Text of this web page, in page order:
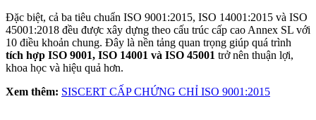
Đặc biệt, cả ba tiêu chuẩn ISO 9001:2015, ISO 14001:2015 và ISO
45001:2018 đều được xây dựng theo cấu trúc cấp cao Annex SL với
10 điều khoản chung. Đây là nền tảng quan trọng giúp quá trình
tích hợp ISO 9001, ISO 14001 và ISO 45001 trở nên thuận lợi,
khoa học và hiệu quả hơn.
Xem thêm: SISCERT CẤP CHỨNG CHỈ ISO 9001:2015